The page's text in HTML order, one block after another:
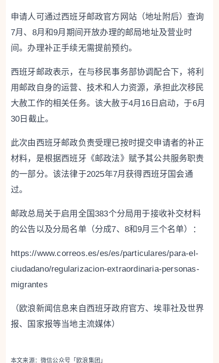
申请人可通过西班牙邮政官方网站（地址附后）查询
7月、8月和9月期间开放办理的邮局地址及营业时
间。办理补正手续无需提前预约。
西班牙邮政表示，在与移民事务部协调配合下，将利
用邮政自身的运营、技术和人力资源，承担此次移民
大赦工作的相关任务。该大赦于4月16日启动，于6月
30日截止。
此次由西班牙邮政负责受理已按时提交申请者的补正
材料，是根据西班牙《邮政法》赋予其公共服务职责
的一部分。该法律于2025年7月获得西班牙国会通
过。
邮政总局关于启用全国383个分局用于接收补交材料
的公告以及分局名单（分成7、8和9月三个名单）：
https://www.correos.es/es/es/particulares/para-el-
ciudadano/regularizacion-extraordinaria-personas-
migrantes
（欧浪新闻信息来自西班牙政府官方、埃菲社及世界
报、国家报等当地主流媒体）
本文来源：微信公众号「欧浪集团」